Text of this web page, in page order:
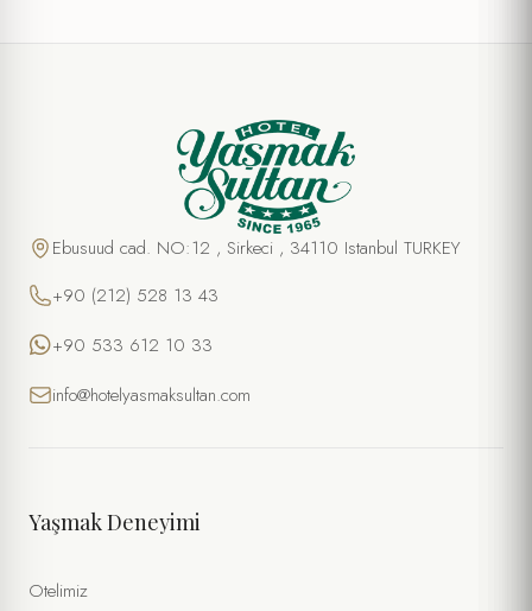
Ebusuud cad. NO:12 , Sirkeci , 34110 Istanbul TURKEY
+90 (212) 528 13 43
+90 533 612 10 33
info@hotelyasmaksultan.com
Yaşmak Deneyimi
Otelimiz